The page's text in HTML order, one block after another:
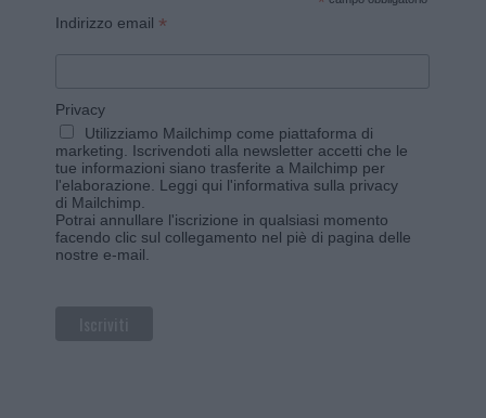
Indirizzo email *
Privacy
Utilizziamo Mailchimp come piattaforma di
marketing. Iscrivendoti alla newsletter accetti che le
tue informazioni siano trasferite a Mailchimp per
l'elaborazione. Leggi qui l'informativa sulla privacy
di Mailchimp
Potrai annullare l'iscrizione in qualsiasi momento
facendo clic sul collegamento nel piè di pagina delle
nostre e-mail.